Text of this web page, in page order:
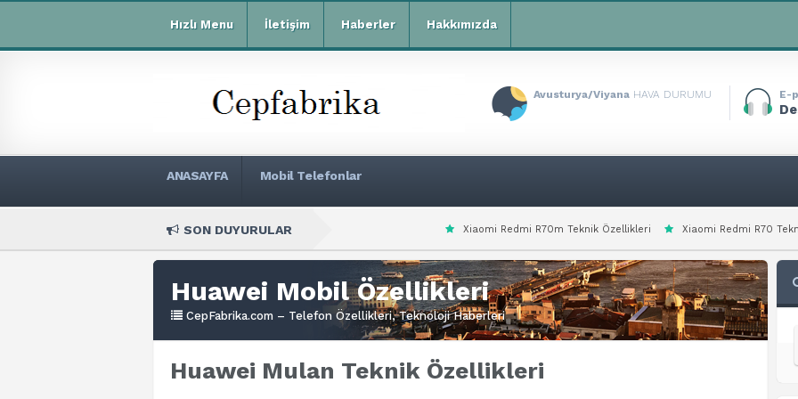
Hızlı Menu İletişim Haberler Hakkımızda
Avusturya/Viyana HAVA DURUMU E-
ANASAYFA Mobil Telefonlar
SON DUYURULAR Xiaomi Redmi R70m Teknik Özellikleri Xiaomi Redmi R70 Teknik Özellikleri
Huawei Mobil Özellikleri
CepFabrika.com – Telefon Özellikleri, Teknoloji Haberleri
Huawei Mulan Teknik Özellikleri